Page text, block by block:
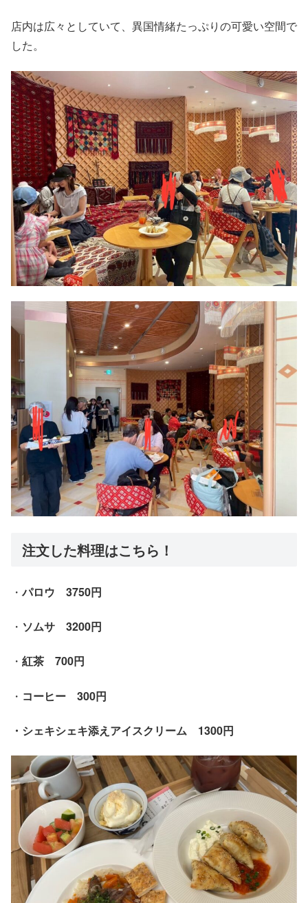
店内は広々としていて、異国情緒たっぷりの可愛い空間で
した。
注文した料理はこちら！
・パロウ 3750円
・ ソムサ 3200円
・ 紅茶 700円
・ コーヒー 300円
・シェキシェキ添えアイスクリーム 1300円